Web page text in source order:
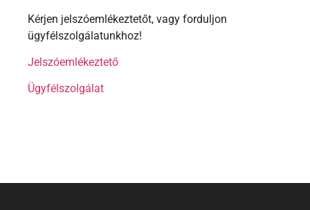
Kérjen jelszóemlékeztetőt, vagy forduljon
ügyfélszolgálatunkhoz!
Jelszóemlékeztető
Ügyfélszolgálat